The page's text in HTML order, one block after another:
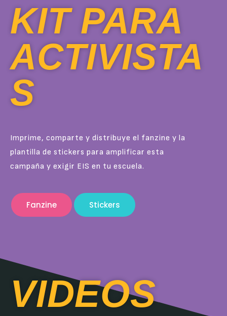
KIT PARA
ACTIVISTA
S
Imprime, comparte y distribuye el fanzine y la
plantilla de stickers para amplificar esta
campaña y exigir EIS en tu escuela.
Fanzine Stickers
VIDEOS